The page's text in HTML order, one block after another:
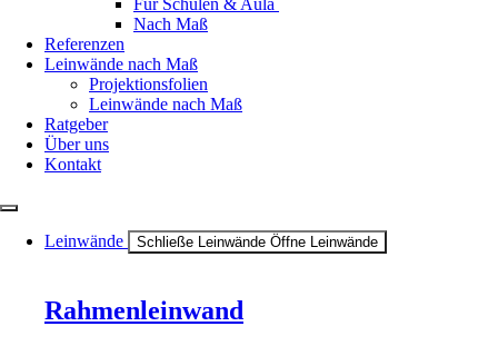
Für Schulen & Aula
Nach Maß
Referenzen
Leinwände nach Maß
Projektionsfolien
Leinwände nach Maß
Ratgeber
Über uns
Kontakt
Leinwände Schließe Leinwände Öffne Leinwände
Rahmenleinwand